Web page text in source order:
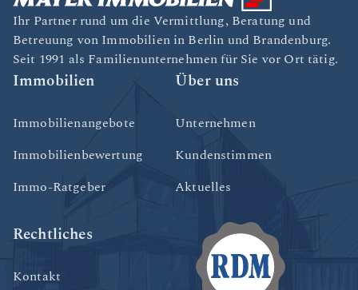
Ihr Partner rund um die Vermittlung, Beratung und
Betreuung von Immobilien in Berlin und Brandenburg.
Seit 1991 als Familienunternehmen für Sie vor Ort tätig.
Immobilien
Immobilienangebote
Immobilienbewertung
Immo-Ratgeber
Über uns
Unternehmen
Kundenstimmen
Aktuelles
Rechtliches
Kontakt